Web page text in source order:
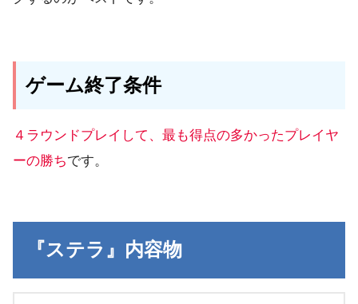
ゲーム終了条件
４ラウンドプレイして、最も得点の多かったプレイヤ
ーの勝ちです。
『ステラ』内容物